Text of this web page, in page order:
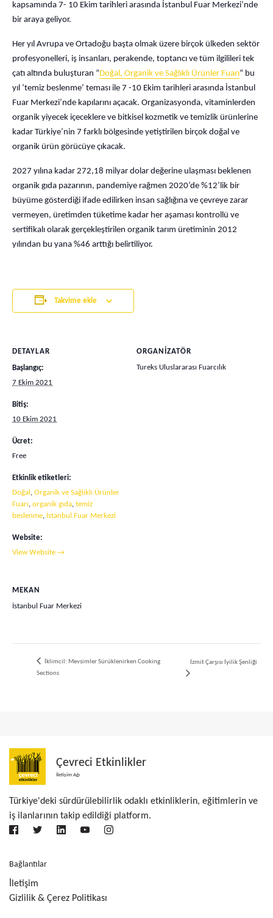
kapsamında 7- 10 Ekim tarihleri arasında İstanbul Fuar Merkezi’nde
bir araya geliyor.
Her yıl Avrupa ve Ortadoğu başta olmak üzere birçok ülkeden sektör
profesyonelleri, iş insanları, perakende, toptancı ve tüm ilgilileri tek
çatı altında buluşturan “Doğal, Organik ve Sağlıklı Ürünler Fuarı” bu
yıl ‘temiz beslenme’ teması ile 7 -10 Ekim tarihleri arasında İstanbul
Fuar Merkezi’nde kapılarını açacak. Organizasyonda, vitaminlerden
organik yiyecek içeceklere ve bitkisel kozmetik ve temizlik ürünlerine
kadar Türkiye’nin 7 farklı bölgesinde yetiştirilen birçok doğal ve
organik ürün görücüye çıkacak.
2027 yılına kadar 272,18 milyar dolar değerine ulaşması beklenen
organik gıda pazarının, pandemiye rağmen 2020’de %12’lik bir
büyüme gösterdiği ifade edilirken insan sağlığına ve çevreye zarar
vermeyen, üretimden tüketime kadar her aşaması kontrollü ve
sertifikalı olarak gerçekleştirilen organik tarım üretiminin 2012
yılından bu yana %46 arttığı belirtiliyor.
Takvime ekle
DETAYLAR
Başlangıç:
7 Ekim 2021
Bitiş:
10 Ekim 2021
Ücret:
Free
Etkinlik etiketleri:
Doğal , Organik ve Sağlıklı Ürünler
Fuarı, organik gıda, temiz
beslenme, İstanbul Fuar Merkezi
Website:
View Website →
ORGANIZATÖR
Tureks Uluslararası Fuarcılık
MEKAN
İstanbul Fuar Merkezi
İklimcil: Mevsimler Sürüklenirken Cooking
Sections
İzmit Çarşısı İyilik Şenliği
Çevreci Etkinlikler
İletişim Ağı
Türkiye'deki sürdürülebilirlik odaklı etkinliklerin, eğitimlerin ve
iş ilanlarının takip edildiği platform.
Bağlantılar
İletişim
Gizlilik & Çerez Politikası